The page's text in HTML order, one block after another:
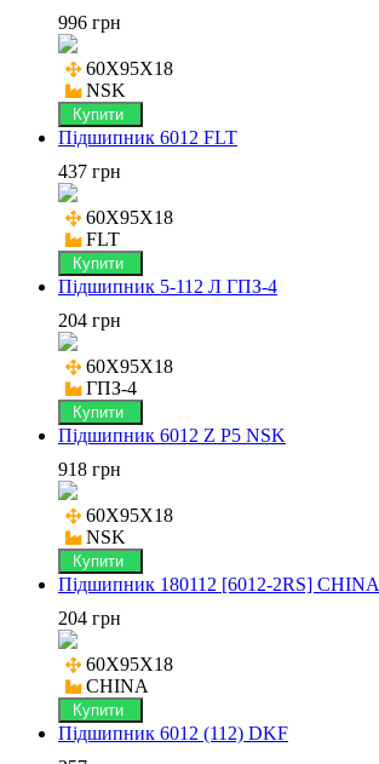
996 грн
60X95X18
NSK
Купити
Підшипник 6012 FLT
437 грн
60X95X18
FLT
Купити
Підшипник 5-112 Л ГПЗ-4
204 грн
60X95X18
ГПЗ-4
Купити
Підшипник 6012 Z P5 NSK
918 грн
60X95X18
NSK
Купити
Підшипник 180112 [6012-2RS] CHINA
204 грн
60X95X18
CHINA
Купити
Підшипник 6012 (112) DKF